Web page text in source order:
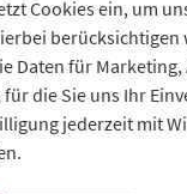
& Kommunikation
Cookies ein, um
berücksichtigen
Daten für Marketing,
die Sie uns Ihr
jederzeit mit